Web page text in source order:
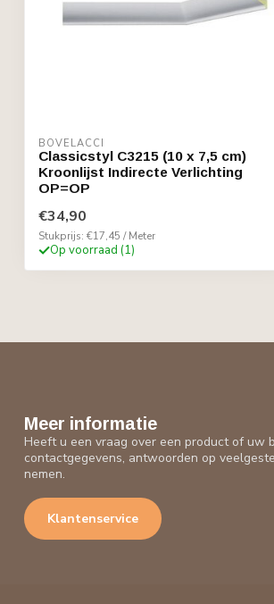
BOVELACCI
Classicstyl C3215 (10 x 7,5 cm)
Kroonlijst Indirecte Verlichting
OP=OP
€34,90
Stukprijs: €17,45 / Meter
Op voorraad (1)
Meer informatie
Heeft u een vraag over een product of uw
contactgegevens, antwoorden op
nemen.
Klantenservice